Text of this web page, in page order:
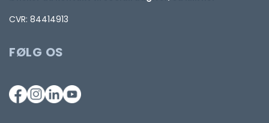
CVR: 84414913
FØLG OS